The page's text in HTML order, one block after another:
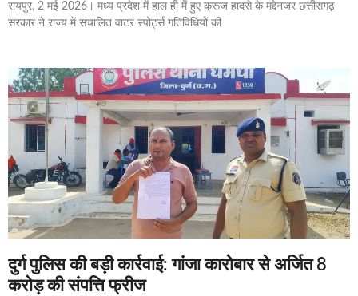
रायपुर, 2 मई 2026। मध्य प्रदेश में हाल ही में हुए क्रूज हादसे के मद्देनजर छत्तीसगढ़
सरकार ने राज्य में संचालित वाटर स्पोर्ट्स गतिविधियों की
दुर्ग पुलिस की बड़ी कार्रवाई: गांजा कारोबार से अर्जित 8
करोड़ की संपत्ति फ्रीज